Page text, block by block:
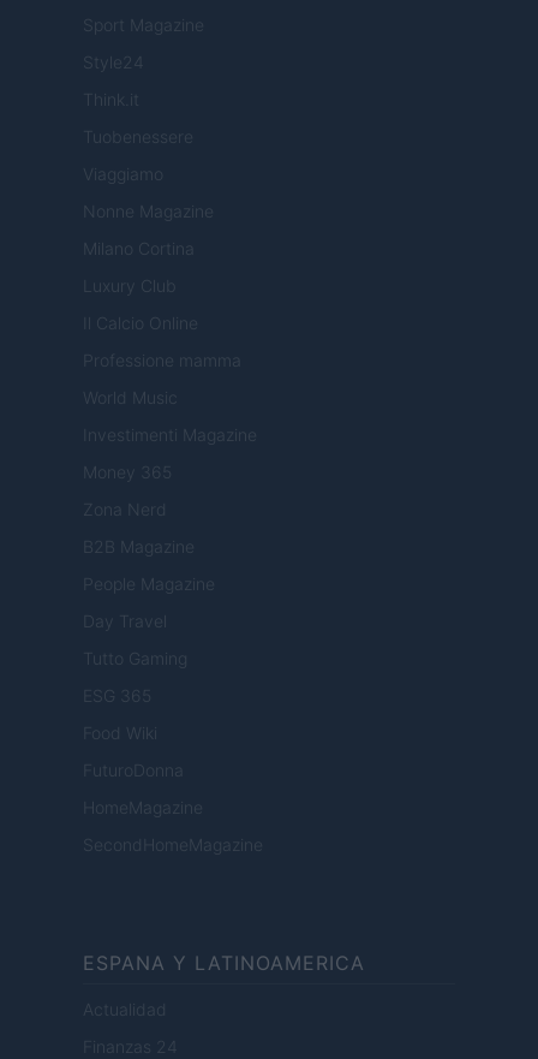
Sport Magazine
Style24
Think.it
Tuobenessere
Viaggiamo
Nonne Magazine
Milano Cortina
Luxury Club
Il Calcio Online
Professione mamma
World Music
Investimenti Magazine
Money 365
Zona Nerd
B2B Magazine
People Magazine
Day Travel
Tutto Gaming
ESG 365
Food Wiki
FuturoDonna
HomeMagazine
SecondHomeMagazine
ESPANA Y LATINOAMERICA
Actualidad
Finanzas 24